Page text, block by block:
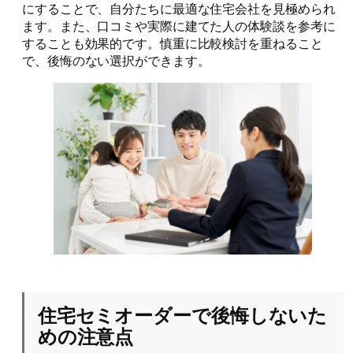
にすることで、自分たちに最適な住宅会社を見極められ
ます。また、口コミや実際に建てた人の体験談を参考に
することも効果的です。慎重に比較検討を重ねること
で、後悔のない選択ができます。
住宅セミオーダーで後悔しないた
めの注意点